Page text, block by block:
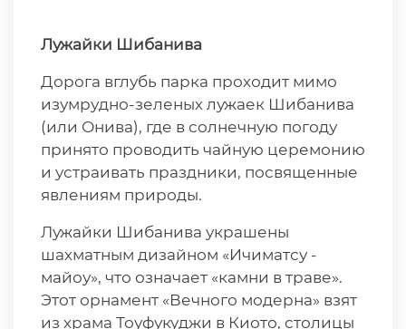
Лужайки Шибанива
Дорога вглубь парка проходит мимо
изумрудно-зеленых лужаек Шибанива
(или Онива), где в солнечную погоду
принято проводить чайную церемонию
и устраивать праздники, посвященные
явлениям природы.
Лужайки Шибанива украшены
шахматным дизайном «Ичиматсу -
майоу», что означает «камни в траве».
Этот орнамент «Вечного модерна» взят
из храма Тоуфукуджи в Киото, столицы